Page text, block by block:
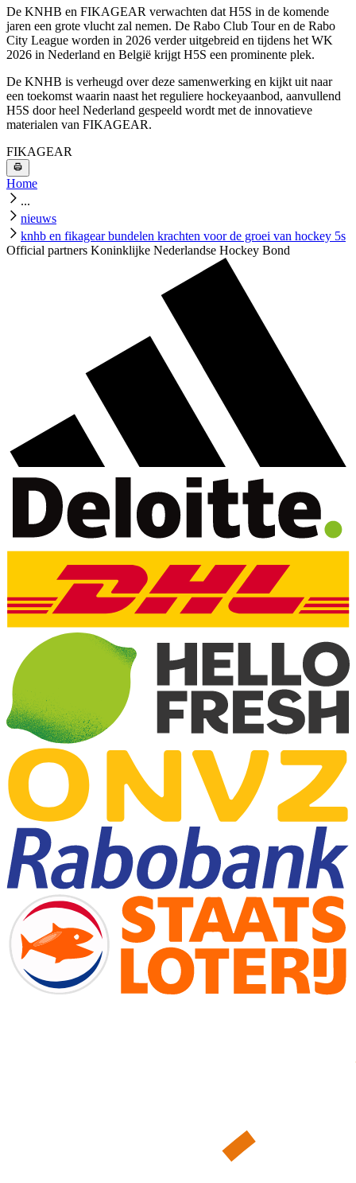
De KNHB en FIKAGEAR verwachten dat H5S in de komende
jaren een grote vlucht zal nemen. De Rabo Club Tour en de Rabo
City League worden in 2026 verder uitgebreid en tijdens het WK
2026 in Nederland en België krijgt H5S een prominente plek.
De KNHB is verheugd over deze samenwerking en kijkt uit naar
een toekomst waarin naast het reguliere hockeyaanbod, aanvullend
H5S door heel Nederland gespeeld wordt met de innovatieve
materialen van FIKAGEAR.
FIKAGEAR
Home
...
nieuws
knhb en fikagear bundelen krachten voor de groei van hockey 5s
Official partners Koninklijke Nederlandse Hockey Bond